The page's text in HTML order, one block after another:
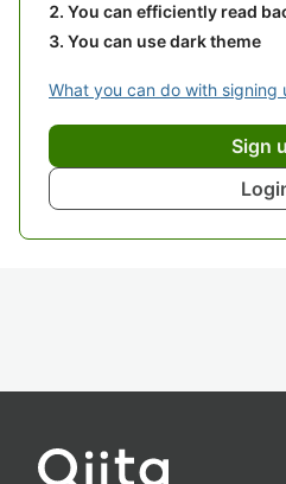
You can efficiently read
You can use dark theme
What you can do with signing
Sign